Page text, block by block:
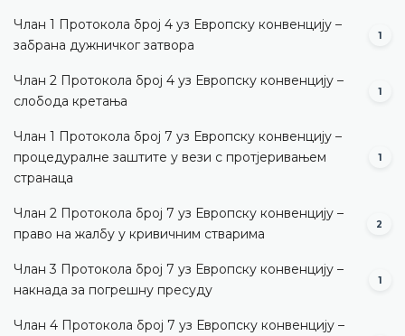
Члан 1 Протокола број 4 уз Европску конвенцију –
забрана дужничког затвора
1
Члан 2 Протокола број 4 уз Европску конвенцију –
слобода кретања
1
Члан 1 Протокола број 7 уз Европску конвенцију –
процедуралне заштите у вези с протјеривањем
странаца
1
Члан 2 Протокола број 7 уз Европску конвенцију –
право на жалбу у кривичним стварима
2
Члан 3 Протокола број 7 уз Европску конвенцију –
накнада за погрешну пресуду
1
Члан 4 Протокола број 7 уз Европску конвенцију –